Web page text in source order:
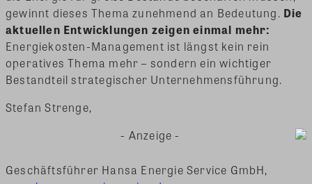
gewinnt dieses Thema zunehmend an Bedeutung. Die
aktuellen Entwicklungen zeigen einmal mehr:
Energiekosten-Management ist längst kein rein
operatives Thema mehr – sondern ein wichtiger
Bestandteil strategischer Unternehmensführung.
Stefan Strenge,
- Anzeige -
Geschäftsführer Hansa Energie Service GmbH,